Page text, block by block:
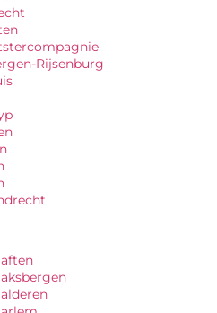
Rijsenburg